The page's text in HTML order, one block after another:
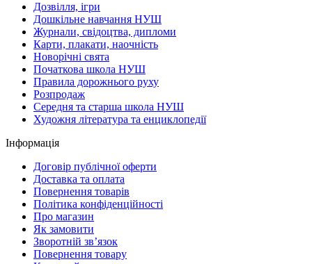
Дозвілля, ігри
Дошкільне навчання НУШ
Журнали, свідоцтва, дипломи
Карти, плакати, наочність
Новорічні свята
Початкова школа НУШ
Правила дорожнього руху
Розпродаж
Середня та старша школа НУШ
Художня література та енциклопедії
Інформація
Договір публічної оферти
Доставка та оплата
Повернення товарів
Політика конфіденційності
Про магазин
Як замовити
Зворотній зв’язок
Повернення товару